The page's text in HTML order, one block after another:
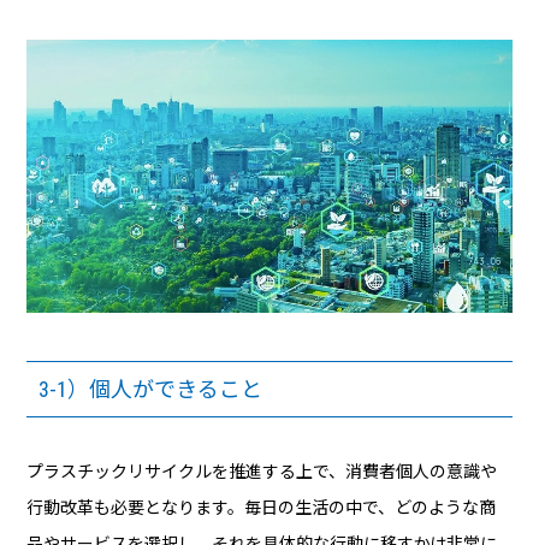
3-1）個人ができること
プラスチックリサイクルを推進する上で、消費者個人の意識や
行動改革も必要となります。毎日の生活の中で、どのような商